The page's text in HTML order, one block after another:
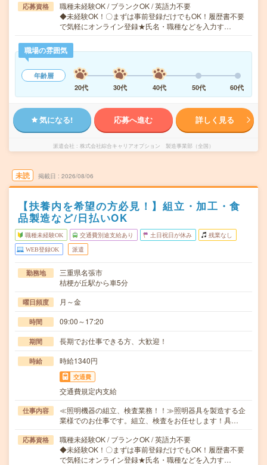
応募資格
職種未経験OK / ブランクOK / 英語力不要
◆未経験OK！〇まずは事前登録だけでもOK！履歴書不要
で気軽にオンライン登録★氏名・職種などを入力す…
職場の雰囲気
年齢層
20代
30代 40代 50代 60代
気になる! 応募へ進む 詳しく見る
派遣会社 株式会社綜合キャリアオプション 製造事業部（全国）
未読 掲載日 2026/08/06
【扶養内を希望の方必見！】組立・加工・食
品製造など/日払いOK
職種未経験OK 交通費別途支給あり 土日祝日が休み 残業なし
WEB登録OK 派遣
勤務地
三重県名張市
桔梗が丘駅から車5分
曜日頻度 月～金
時間 09:00～17:20
期間 長期でお仕事できる方、大歓迎！
時給 時給1340円
交通費
交通費規定内支給
仕事内容
≪照明機器の組立、検査業務！！≫照明器具を製造する企
業様でのお仕事です。組立、検査をお任せします！具…
応募資格
職種未経験OK / ブランクOK / 英語力不要
◆未経験OK！〇まずは事前登録だけでもOK！履歴書不要
で気軽にオンライン登録★氏名・職種などを入力す…